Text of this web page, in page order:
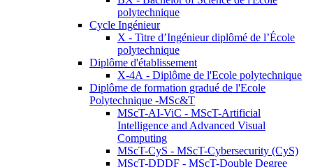
polytechnique
Cycle Ingénieur
X - Titre d’Ingénieur diplômé de l’École
polytechnique
Diplôme d'établissement
X-4A - Diplôme de l'Ecole polytechnique
Diplôme de formation gradué de l'Ecole
Polytechnique -MSc&T
MScT-AI-ViC - MScT-Artificial
Intelligence and Advanced Visual
Computing
MScT-CyS - MScT-Cybersecurity (CyS)
MScT-DDDF - MScT-Double Degree